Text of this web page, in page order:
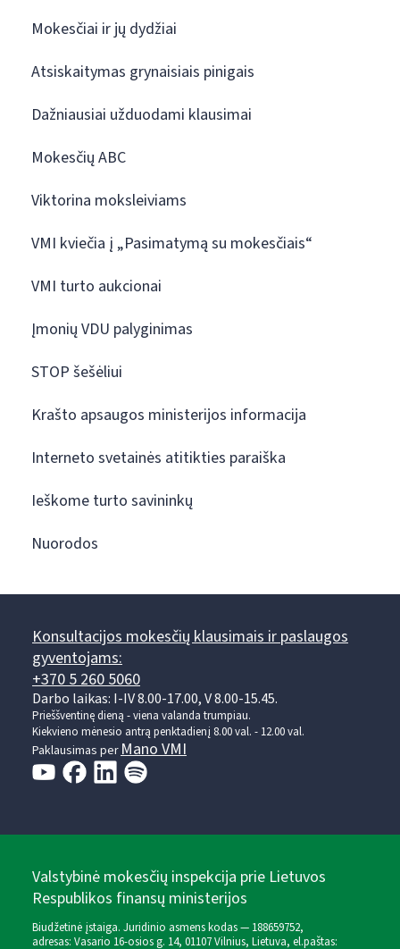
Mokesčiai ir jų dydžiai
Atsiskaitymas grynaisiais pinigais
Dažniausiai užduodami klausimai
Mokesčių ABC
Viktorina moksleiviams
VMI kviečia į „Pasimatymą su mokesčiais“
VMI turto aukcionai
Įmonių VDU palyginimas
STOP šešėliui
Krašto apsaugos ministerijos informacija
Interneto svetainės atitikties paraiška
Ieškome turto savininkų
Nuorodos
Konsultacijos mokesčių klausimais ir paslaugos
gyventojams:
+370 5 260 5060
Darbo laikas: I-IV 8.00-17.00, V 8.00-15.45.
Prieššventinę dieną - viena valanda trumpiau.
Kiekvieno mėnesio antrą penktadienį 8.00 val. - 12.00 val.
Paklausimas per Mano VMI
Valstybinė mokesčių inspekcija prie Lietuvos
Respublikos finansų ministerijos
Biudžetinė įstaiga. Juridinio asmens kodas — 188659752,
adresas: Vasario 16-osios g. 14, 01107 Vilnius, Lietuva, el.paštas: